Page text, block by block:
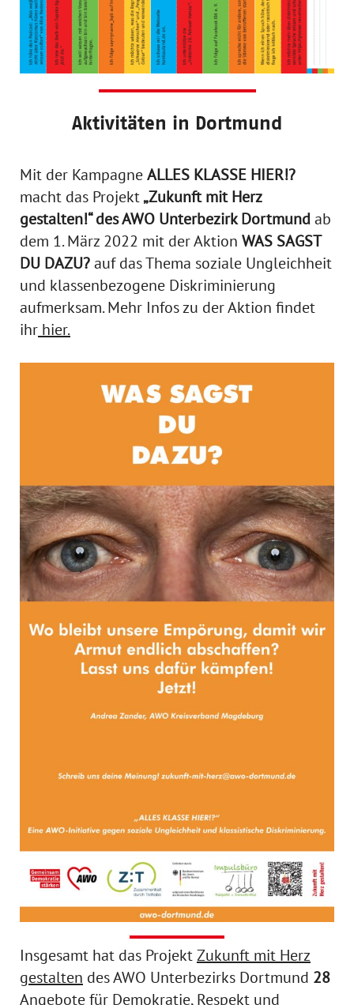
Aktivitäten in Dortmund
Mit der KampagneALLES KLASSE HIER!?
macht das Projekt„Zukunft mit Herz
gestalten!“ des AWO Unterbezirk Dortmundab
dem 1. März 2022 mit der Aktion WAS SAGST
DU DAZU?auf das Thema soziale Ungleichheit
und klassenbezogene Diskriminierung
aufmerksam. Mehr Infos zu der Aktion findet
ihr hier.
Insgesamt hat das ProjektZukunft mit Herz
gestalten des AWO Unterbezirks Dortmund 28
Angebote für Demokratie, Respekt und